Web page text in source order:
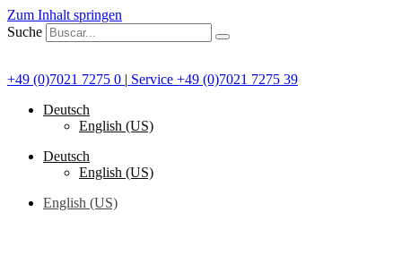
Zum Inhalt springen
Suche
+49 (0)7021 7275 0 | Service +49 (0)7021 7275 39
Deutsch
English (US)
Deutsch
English (US)
English (US)